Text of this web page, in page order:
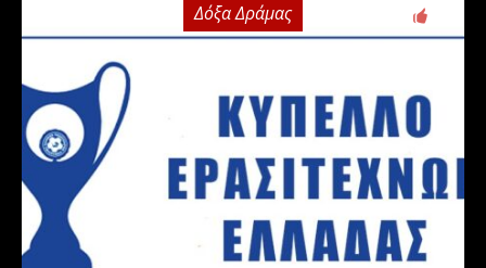
Δόξα Δράμας